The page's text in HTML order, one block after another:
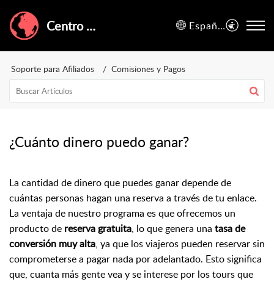
Centro de Ayuda de GuruWalk Español (España)
Soporte para Afiliados Comisiones y Pagos
¿Cuánto dinero puedo ganar?
La cantidad de dinero que puedes ganar depende de
cuántas personas hagan una reserva a través de tu enlace.
La ventaja de nuestro programa es que ofrecemos un
producto de reserva gratuita, lo que genera una tasa de
conversión muy alta, ya que los viajeros pueden reservar sin
comprometerse a pagar nada por adelantado. Esto significa
que, cuanta más gente vea y se interese por los tours que